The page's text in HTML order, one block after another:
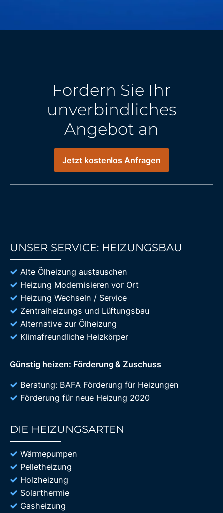
Fordern Sie Ihr
unverbindliches
Angebot an
Jetzt kostenlos Anfragen
UNSER SERVICE: HEIZUNGSBAU
Alte Ölheizung austauschen
Heizung Modernisieren vor Ort
Heizung Wechseln / Service
Zentralheizungs und Lüftungsbau
Alternative zur Ölheizung
Klimafreundliche Heizkörper
Günstig heizen: Förderung & Zuschuss
Beratung: BAFA Förderung für Heizungen
Förderung für neue Heizung 2020
DIE HEIZUNGSARTEN
Wärmepumpen
Pelletheizung
Holzheizung
Solarthermie
Gasheizung